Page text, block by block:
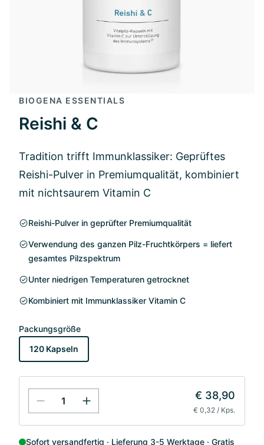
BIOGENA ESSENTIALS
Reishi & C
Tradition trifft Immunklassiker: Geprüftes
Reishi-Pulver in Premiumqualität, kombiniert
mit nichtsaurem Vitamin C
Reishi-Pulver in geprüfter Premiumqualität
Verwendung des ganzen Pilz-Fruchtkörpers = liefert
gesamtes Pilzspektrum
Unter niedrigen Temperaturen getrocknet
Kombiniert mit Immunklassiker Vitamin C
Packungsgröße
120 Kapseln
€ 38,90
€ 0,32 / Kps.
Sofort versandfertig Lieferung 3-5 Werktage
Gratis